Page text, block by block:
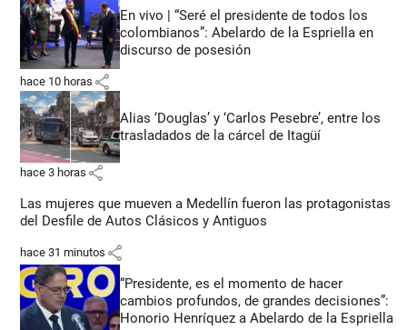
En vivo | “Seré el presidente de todos los
colombianos”: Abelardo de la Espriella en
discurso de posesión
hace 10 horas share
Alias ‘Douglas’ y ‘Carlos Pesebre’, entre los
trasladados de la cárcel de Itagüí
hace 3 horas share
Las mujeres que mueven a Medellín fueron las protagonistas
del Desfile de Autos Clásicos y Antiguos
hace 31 minutos share
“Presidente, es el momento de hacer
cambios profundos, de grandes decisiones”:
Honorio Henríquez a Abelardo de la Espriella